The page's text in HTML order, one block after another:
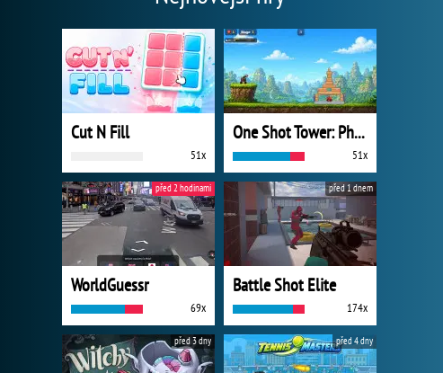
Cut N Fill
51x
One Shot Tower: Physics Destroyer
51x
WorldGuessr
69x
před 2 hodinami
Battle Shot Elite
174x
před 1 dnem
před 3 dny před 4 dny